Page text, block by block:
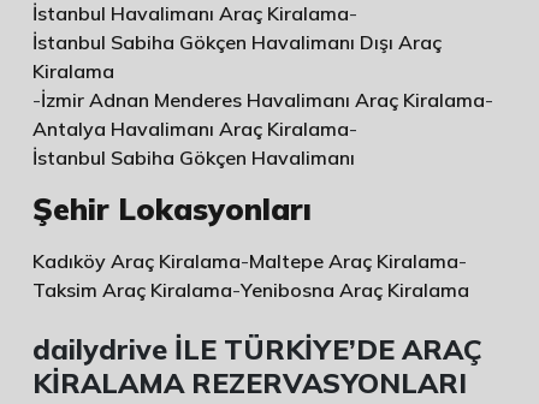
İade
Ofisi
ISTANBUL
HAVALIMANI
(AIRPORT)
İade
-
Tarih
Saat
2026-
İstanbul Havalimanı Araç Kiralama-
İstanbul Sabiha Gökçen Havalimanı Dışı Araç
Kiralama
-İzmir Adnan Menderes Havalimanı Araç Kiralama-
Antalya Havalimanı Araç Kiralama-
İstanbul Sabiha Gökçen Havalimanı
Şehir Lokasyonları
Kadıköy Araç Kiralama-Maltepe Araç Kiralama-
Taksim Araç Kiralama-Yenibosna Araç Kiralama
dailydrive İLE TÜRKİYE’DE ARAÇ
KİRALAMA REZERVASYONLARI